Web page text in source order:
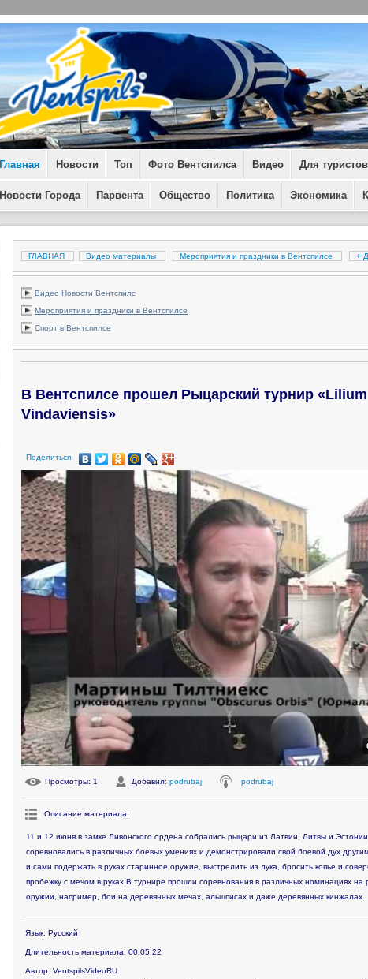
Главная Новости Топ Фото Вентспилса Видео Для туристов
Новости Города Парвента Общество Политика Экономика
ГЛАВНАЯ Видео материалы Мероприятия и праздники в Вентспилсе +
Видео Новости Вентспилс
Мероприятия и праздники в Вентспилсе
Спорт в Вентспилсе
В Вентспилсе прошел Рыцарский турнир «Lilium
Vindaviensis»
Поделиться
Просмотры: 1 Добавил: podrubaj podrubaj
Описание материала:
11 и 12 июня в замке Ливонского ордена собрались рыцари из Латвии, Литвы и
соревновались в различных боевых умениях и демонстрировали свой боевой дух
и сами подержать в руках старинное оружие, выстрелить из лука, бросить копье и
пробежку с мечом в руках.В турнире прошли соревнования в различных номинациях на
оружии, например, бои на деревянных мечах, альшписах и даже деревянных кинжалах.
Язык: Русский
Длительность материала: 00:05:22
Автор: VentspilsVideoRU